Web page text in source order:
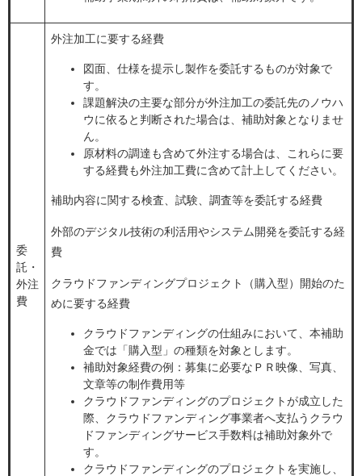
委
託・
外注
費
外注加工に要する経費
図面、仕様を提示し製作を委託するものが対象で
す。
課題解決の主要な部分が外注加工の委託先のノウハ
ウに依ると判断された場合は、補助対象となりませ
ん。
原材料の調達も含めて外注する場合は、これらに要
する経費も外注加工費に含めて計上してください。
補助内容に関する検査、試験、調査等を委託する経費
外部のデジタル技術の利活用やシステム開発を委託する経
費
クラウドファンディングプロジェクト（購入型）開始のた
めに要する経費
クラウドファンディングの仕組みにおいて、本補助
金では「購入型」の種類を対象とします。
補助対象経費の例：募集に必要なＰＲ映像、写真、
文章等の制作費用等
クラウドファンディングのプロジェクトが成立した
際、クラウドファンディング事業者へ支払うクラウ
ドファンディングサービス手数料は補助対象外で
す。
クラウドファンディングのプロジェクトを実施し、